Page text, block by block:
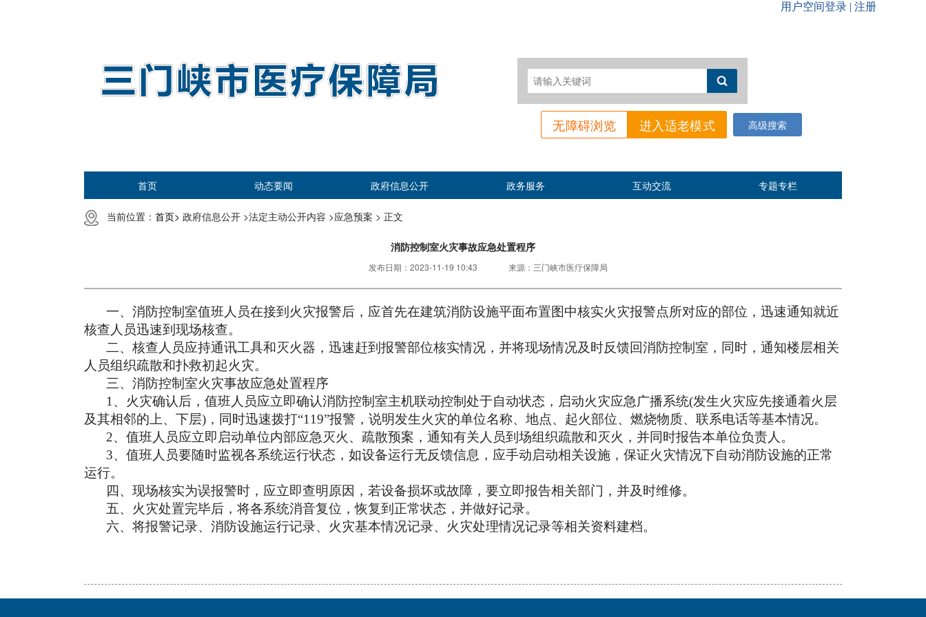
高级搜索
无障碍浏览 进入适老模式
首页 动态要闻 政府信息公开 政务服务 互动交流 专题专栏
当前位置： 首页> 政府信息公开 >法定主动公开内容 >应急预案 > 正文
消防控制室火灾事故应急处置程序
发布日期： 2023-11-19 10:43 来源： 三门峡市医疗保障局
一、消防控制室值班人员在接到火灾报警后，应首先在建筑消防设施平面布置图中核实火灾报警点所对应的部位，迅速通知就近
核查人员迅速到现场核查。
二、核查人员应持通讯工具和灭火器，迅速赶到报警部位核实情况，并将现场情况及时反馈回消防控制室，同时，通知楼层相关
人员组织疏散和扑救初起火灾。
三、消防控制室火灾事故应急处置程序
1、火灾确认后，值班人员应立即确认消防控制室主机联动控制处于自动状态，启动火灾应急广播系统(发生火灾应先接通着火层
及其相邻的上、下层)，同时迅速拨打“119”报警，说明发生火灾的单位名称、地点、起火部位、燃烧物质、联系电话等基本情况。
2、值班人员应立即启动单位内部应急灭火、疏散预案，通知有关人员到场组织疏散和灭火，并同时报告本单位负责人。
3、值班人员要随时监视各系统运行状态，如设备运行无反馈信息，应手动启动相关设施，保证火灾情况下自动消防设施的正常
运行。
四、现场核实为误报警时，应立即查明原因，若设备损坏或故障，要立即报告相关部门，并及时维修。
五、火灾处置完毕后，将各系统消音复位，恢复到正常状态，并做好记录。
六、将报警记录、消防设施运行记录、火灾基本情况记录、火灾处理情况记录等相关资料建档。